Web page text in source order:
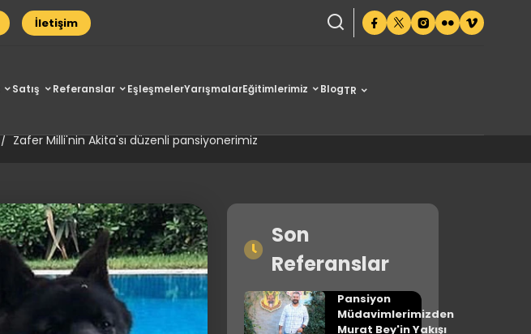
İletişim
Satış Referanslar EşleşmelerYarışmalarEğitimlerimiz BlogTR
Zafer Milli'nin Akita'sı düzenli pansiyonerimiz
Son
Referanslar
Pansiyon
Müdavimlerimizden
Murat Bey'in Yakışı